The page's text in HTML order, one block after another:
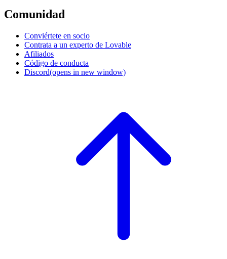
Comunidad
Conviértete en socio
Contrata a un experto de Lovable
Afiliados
Código de conducta
Discord(opens in new window)